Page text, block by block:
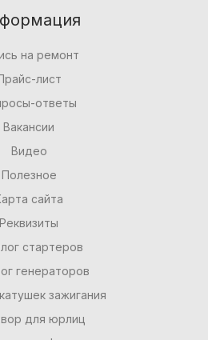
на ремонт
лист
ответы
Вакансии
Видео
Полезное
сайта
Реквизиты
стартеров
генераторов
зажигания
для юрлиц